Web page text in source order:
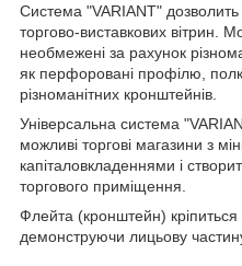
Система "VARIANT"
торгово-виставкових вітрин.
необмежені за рахунок
як перфоровані профілю,
різноманітних кронштейнів.
Універсальна система
можливі торгові магазини з
капіталовкладеннями і
торгового приміщення.
Флейта (кронштейн) кріпиться
демонструючи лицьову частину